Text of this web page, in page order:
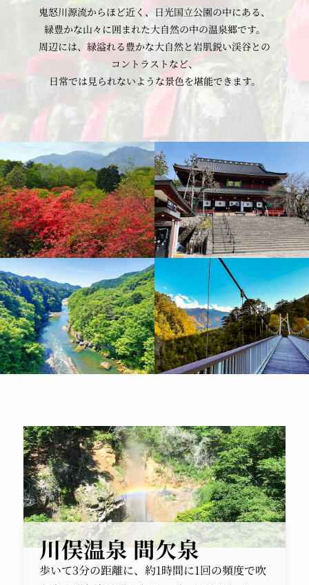
鬼怒川源流からほど近く、 日光国立公園の中にある、
緑豊かな山々に囲まれた大自然の中の温泉郷です。
周辺には、緑溢れる豊かな大自然と岩肌鋭い渓谷との
コントラストなど、
日常では見られないような景色を堪能できます。
川俣温泉 間欠泉
歩いて3分の距離に、約1時間に1回の頻度で吹